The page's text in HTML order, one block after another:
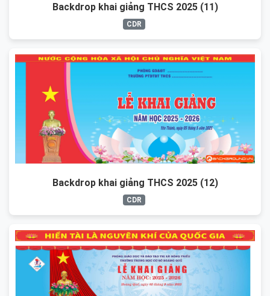
Backdrop khai giảng THCS 2025 (11)
CDR
Backdrop khai giảng THCS 2025 (12)
CDR